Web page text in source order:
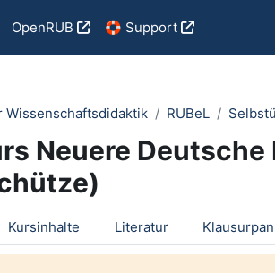
OpenRUB 🛟 Support
Wissenschaftsdidaktik RUBeL
Neuere
Kursinhalte Literatur